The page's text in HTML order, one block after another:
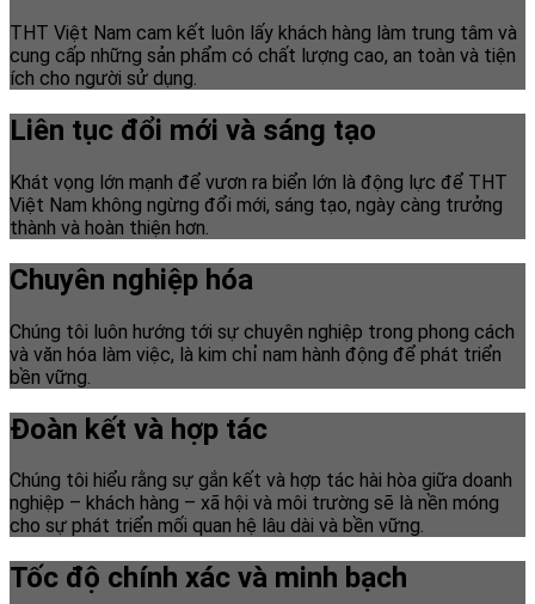
THT Việt Nam cam kết luôn lấy khách hàng làm trung tâm và
cung cấp những sản phẩm có chất lượng cao, an toàn và tiện
ích cho người sử dụng.
Liên tục đổi mới và sáng tạo
Khát vọng lớn mạnh để vươn ra biển lớn là động lực để THT
Việt Nam không ngừng đổi mới, sáng tạo, ngày càng trưởng
thành và hoàn thiện hơn.
Chuyên nghiệp hóa
Chúng tôi luôn hướng tới sự chuyên nghiệp trong phong cách
và văn hóa làm việc, là kim chỉ nam hành động để phát triển
bền vững.
Đoàn kết và hợp tác
Chúng tôi hiểu rằng sự gắn kết và hợp tác hài hòa giữa doanh
nghiệp – khách hàng – xã hội và môi trường sẽ là nền móng
cho sự phát triển mối quan hệ lâu dài và bền vững.
Tốc độ chính xác và minh bạch